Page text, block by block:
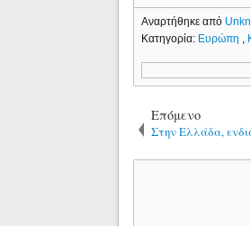
Αναρτήθηκε από
Κατηγορία: Ευρώπη
Επόμενο
Στην Ελλάδα,